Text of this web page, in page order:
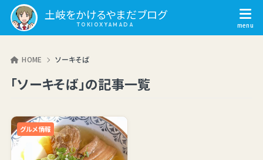
土岐をかけるやまだブログ
HOME ソーキそば
「ソーキそば」の記事一覧
グルメ情報